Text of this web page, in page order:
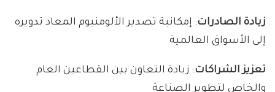
زيادة الصادرات: إمكانية تصدير الألومنيوم المعاد تدويره
إلى الأسواق العالمية
تعزيز الشراكات: زيادة التعاون بين القطاعين العام
والخاص لتطوير الصناعة